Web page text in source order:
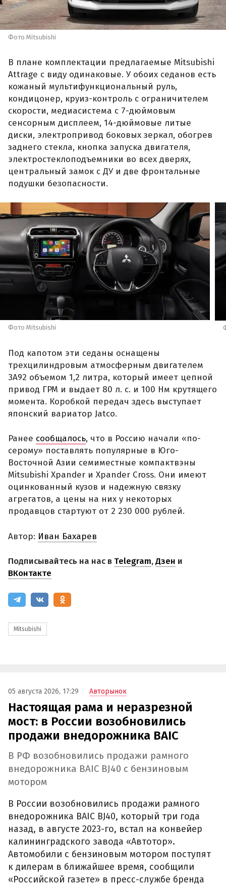
Фото Mitsubishi
В плане комплектации предлагаемые Mitsubishi
Attrage с виду одинаковые. У обоих седанов есть
кожаный мультифункциональный руль,
кондицонер, круиз-контроль с ограничителем
скорости, медиасистема с 7-дюймовым
сенсорным дисплеем, 14-дюймовые литые
диски, электропривод боковых зеркал, обогрев
заднего стекла, кнопка запуска двигателя,
электростеклоподъемники во всех дверях,
центральный замок с ДУ и две фронтальные
подушки безопасности.
Фото Mitsubishi
Под капотом эти седаны оснащены
трехцилиндровым атмосферным двигателем
3A92 объемом 1,2 литра, который имеет цепной
привод ГРМ и выдает 80 л. с. и 100 Нм крутящего
момента. Коробкой передач здесь выступает
японский вариатор Jatco.
Ранее сообщалось, что в Россию начали «по-
серому» поставлять популярные в Юго-
Восточной Азии семиместные компактвэны
Mitsubishi Xpander и Xpander Cross. Они имеют
оцинкованный кузов и надежную связку
агрегатов, а цены на них у некоторых
продавцов стартуют от 2 230 000 рублей.
Автор: Иван Бахарев
Подписывайтесь на нас в Telegram,Дзен и
ВКонтакте
Mitsubishi
05 августа 2026, 17:29 Авторынок
Настоящая рама и неразрезной
мост: в России возобновились
продажи внедорожника BAIC
В РФ возобновились продажи рамного
внедорожника BAIC BJ40 с бензиновым
мотором
В России возобновились продажи рамного
внедорожника BAIC BJ40, который три года
назад, в августе 2023-го, встал на конвейер
калининградского завода «Автотор».
Автомобили с бензиновым мотором поступят
к дилерам в ближайшее время, сообщили
«Российской газете» в пресс-службе бренда